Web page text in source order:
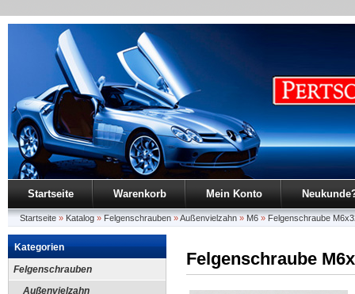
Startseite Warenkorb Mein Konto
Startseite » Katalog » Felgenschrauben »Außenvielzahn » M6 » Felgenschraube
Kategorien
Felgenschrauben
Außenvielzahn
Felgenschraube